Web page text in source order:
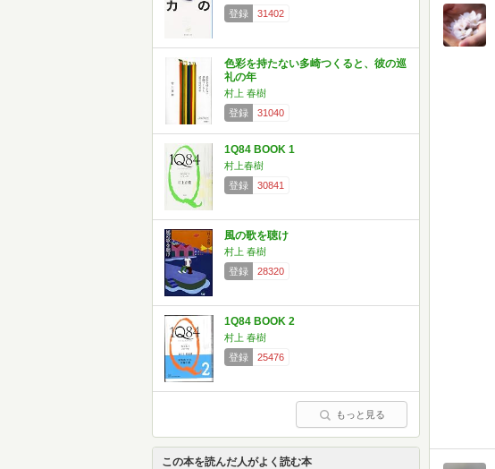
登録
31402
色彩を持たない多崎つくると、彼の巡
礼の年
村上 春樹
登録
31040
1Q84 BOOK 1
村上春樹
登録
30841
風の歌を聴け
村上 春樹
登録
28320
1Q84 BOOK 2
村上 春樹
登録
25476
もっと見る
この本を読んだ人がよく読む本